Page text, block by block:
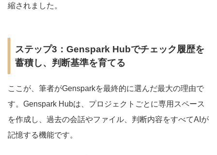
縮されました。
ステップ3：Genspark Hubでチェック履歴を
蓄積し、判断基準を育てる
ここが、筆者がGensparkを最終的に選んだ最大の理由で
す。Genspark Hubは、プロジェクトごとに専用スペース
を作成し、過去の会話やファイル、判断内容をすべてAIが
記憶する機能です。